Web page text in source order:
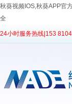
秋葵视频IOS,秋葵APP官
全
24小时服务热线| 153